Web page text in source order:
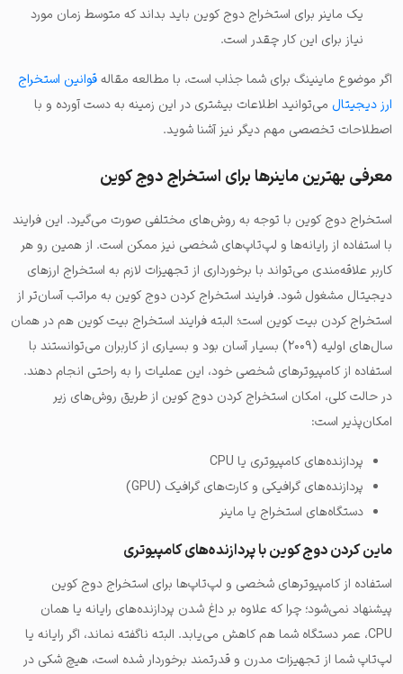
یک ماینر برای استخراج دوج کوین باید بداند که متوسط زمان مورد
نیاز برای این کار چقدر است.
اگر موضوع ماینینگ برای شما جذاب است، با مطالعه مقالهقوانین استخراج
ارز دیجیتال می‌توانید اطلاعات بیشتری در این زمینه به دست آورده و با
اصطلاحات تخصصی مهم دیگر نیز آشنا شوید.
معرفی بهترین ماینرها برای استخراج دوج کوین
استخراج دوج کوین با توجه به روش‌های مختلفی صورت می‌گیرد. این فرایند
با استفاده از رایانه‌ها و لپ‌تاپ‌های شخصی نیز ممکن است. از همین رو هر
کاربر علاقه‌مندی می‌تواند با برخورداری از تجهیزات لازم به استخراج ارزهای
دیجیتال مشغول شود. فرایند استخراج کردن دوج کوین به مراتب آسان‌تر از
استخراج کردن بیت کوین است؛ البته فرایند استخراج بیت کوین هم در همان
سال‌های اولیه (۲۰۰۹) بسیار آسان بود و بسیاری از کاربران می‌توانستند با
استفاده از کامپیوترهای شخصی خود، این عملیات را به راحتی انجام دهند.
در حالت کلی، امکان استخراج کردن دوج کوین از طریق روش‌های زیر
امکان‌پذیر است:
پردازنده‌های کامپیوتری یا CPU
پردازنده‌های گرافیکی و کارت‌های گرافیک (GPU)
دستگاه‌های استخراج یا ماینر
ماین کردن دوج کوین با پردازنده‌های کامپیوتری
استفاده از کامپیوترهای شخصی و لپ‌تاپ‌ها برای استخراج دوج کوین
پیشنهاد نمی‌شود؛ چرا که علاوه بر داغ شدن پردازنده‌های رایانه یا همان
CPU، عمر دستگاه شما هم کاهش می‌یابد. البته ناگفته نماند، اگر رایانه یا
لپ‌تاپ شما از تجهیزات مدرن و قدرتمند برخوردار شده است، هیچ شکی در